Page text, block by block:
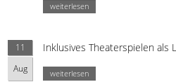
weiterlesen
11
Aug
Inklusives Theaterspielen als
weiterlesen